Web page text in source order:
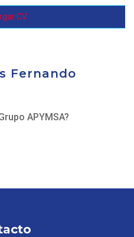
CV
Fernando
APYMSA?